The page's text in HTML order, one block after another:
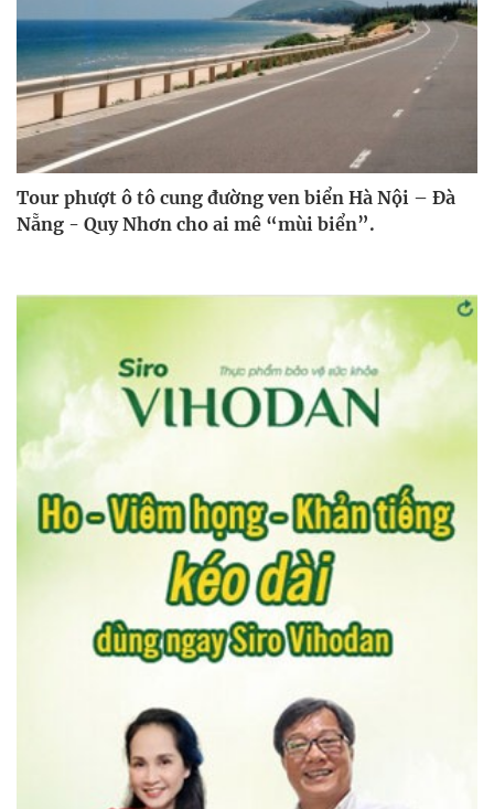
Tour phượt ô tô cung đường ven biển Hà Nội – Đà
Nẵng - Quy Nhơn cho ai mê “mùi biển”.